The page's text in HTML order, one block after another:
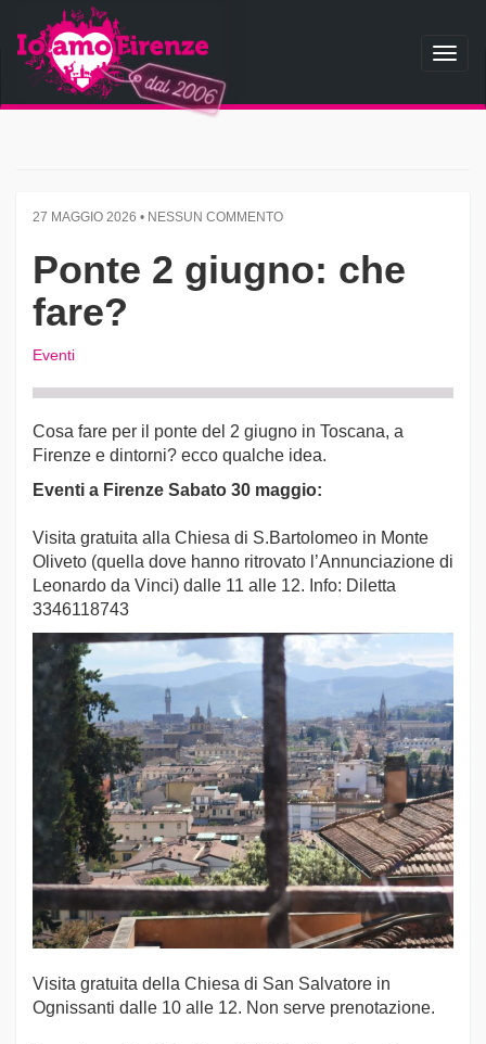
27 MAGGIO 2026 • NESSUN COMMENTO
Ponte 2 giugno: che
fare?
Eventi
Cosa fare per il ponte del 2 giugno in Toscana, a
Firenze e dintorni? ecco qualche idea.
Eventi a Firenze Sabato 30 maggio:
Visita gratuita alla Chiesa di S.Bartolomeo in Monte
Oliveto (quella dove hanno ritrovato l’Annunciazione di
Leonardo da Vinci) dalle 11 alle 12. Info: Diletta
3346118743
Visita gratuita della Chiesa di San Salvatore in
Ognissanti dalle 10 alle 12. Non serve prenotazione.